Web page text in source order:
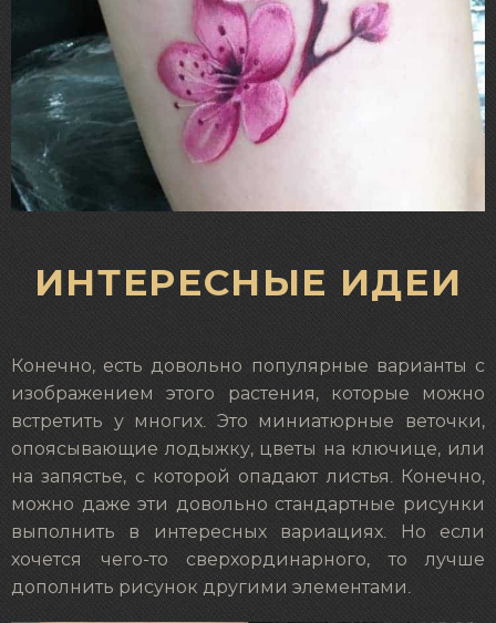
ИНТЕРЕСНЫЕ ИДЕИ
Конечно, есть довольно популярные варианты с
изображением этого растения, которые можно
встретить у многих. Это миниатюрные веточки,
опоясывающие лодыжку, цветы на ключице, или
на запястье, с которой опадают листья. Конечно,
можно даже эти довольно стандартные рисунки
выполнить в интересных вариациях. Но если
хочется чего-то сверхординарного, то лучше
дополнить рисунок другими элементами.